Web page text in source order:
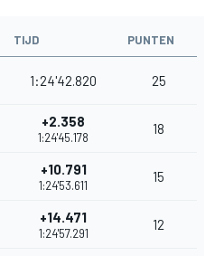
TIJD PUNTEN
1:24'42.820 25
+2.358
1:24'45.178
18
+10.791
1:24'53.611
15
+14.471
1:24'57.291
12